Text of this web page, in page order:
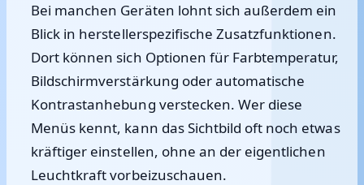
Bei manchen Geräten lohnt sich außerdem ein
Blick in herstellerspezifische Zusatzfunktionen.
Dort können sich Optionen für Farbtemperatur,
Bildschirmverstärkung oder automatische
Kontrastanhebung verstecken. Wer diese
Menüs kennt, kann das Sichtbild oft noch etwas
kräftiger einstellen, ohne an der eigentlichen
Leuchtkraft vorbeizuschauen.